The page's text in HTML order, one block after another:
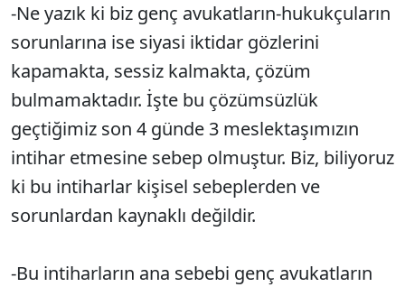
-Ne yazık ki biz genç avukatların-hukukçuların
sorunlarına ise siyasi iktidar gözlerini
kapamakta, sessiz kalmakta, çözüm
bulmamaktadır. İşte bu çözümsüzlük
geçtiğimiz son 4 günde 3 meslektaşımızın
intihar etmesine sebep olmuştur. Biz, biliyoruz
ki bu intiharlar kişisel sebeplerden ve
sorunlardan kaynaklı değildir.
-Bu intiharların ana sebebi genç avukatların